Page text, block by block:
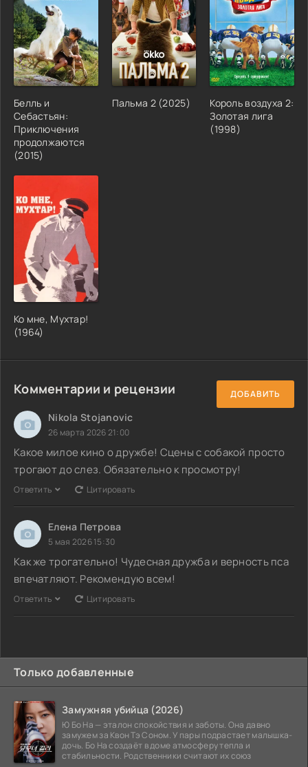
Белль и
Себастьян:
Приключения
продолжаются
(2015)
Пальма 2 (2025)
Король воздуха 2:
Золотая лига
(1998)
Ко мне, Мухтар!
(1964)
Комментарии и рецензии ДОБАВИТЬ
Nikola Stojanovic
26 марта 2026 21:00
Какое милое кино о дружбе! Сцены с собакой просто
трогают до слез. Обязательно к просмотру!
Ответить Цитировать
Елена Петрова
5 мая 2026 15:30
Как же трогательно! Чудесная дружба и верность пса
впечатляют. Рекомендую всем!
Ответить Цитировать
Только добавленные
Замужняя убийца (2026)
Ю Бо На — эталон спокойствия и заботы. Она давно
замужем за Квон Тэ Соном. У пары подрастает малышка-
дочь. Бо На создаёт в доме атмосферу тепла и
стабильности. Родственники считают их союз